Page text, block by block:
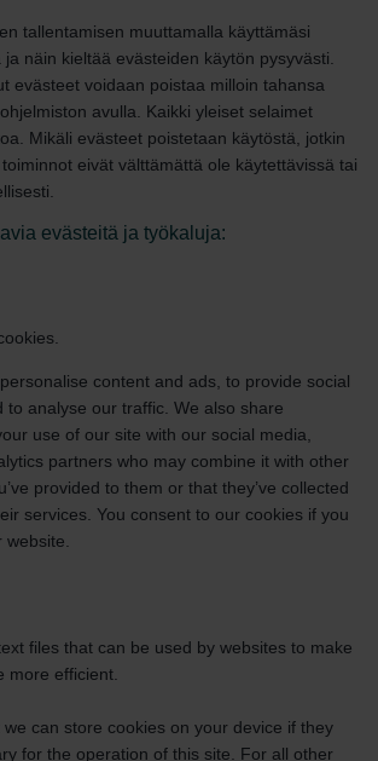
tallentamisen muuttamalla käyttämäsi
näin kieltää evästeiden käytön pysyvästi.
evästeet voidaan poistaa milloin tahansa
avulla. Kaikki yleiset selaimet
Mikäli evästeet poistetaan käytöstä, jotkin
eivät välttämättä ole käytettävissä tai
evästeitä ja työkaluja:
content and ads, to provide social
to analyse our traffic. We also share
use of our site with our social media,
partners who may combine it with other
provided to them or that they’ve collected
services. You consent to our cookies if you
files that can be used by websites to make
more efficient.
can store cookies on your device if they
for the operation of this site. For all other